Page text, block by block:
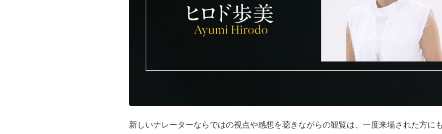
新しいナレーターならではの視点や感想を聴きながらの観覧は、一度来場された方に